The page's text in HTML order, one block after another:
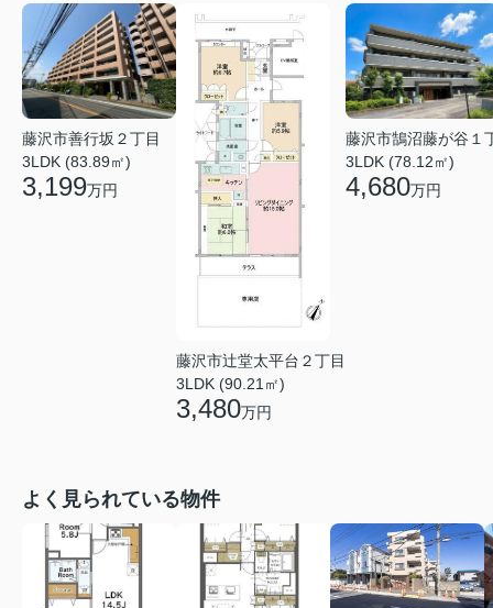
藤沢市善行坂２丁目
3LDK (83.89㎡)
3,199万円
藤沢市辻堂太平台２丁目
3LDK (90.21㎡)
3,480万円
藤沢市鵠沼藤が谷１
3LDK (78.12㎡)
4,680万円
よく見られている物件